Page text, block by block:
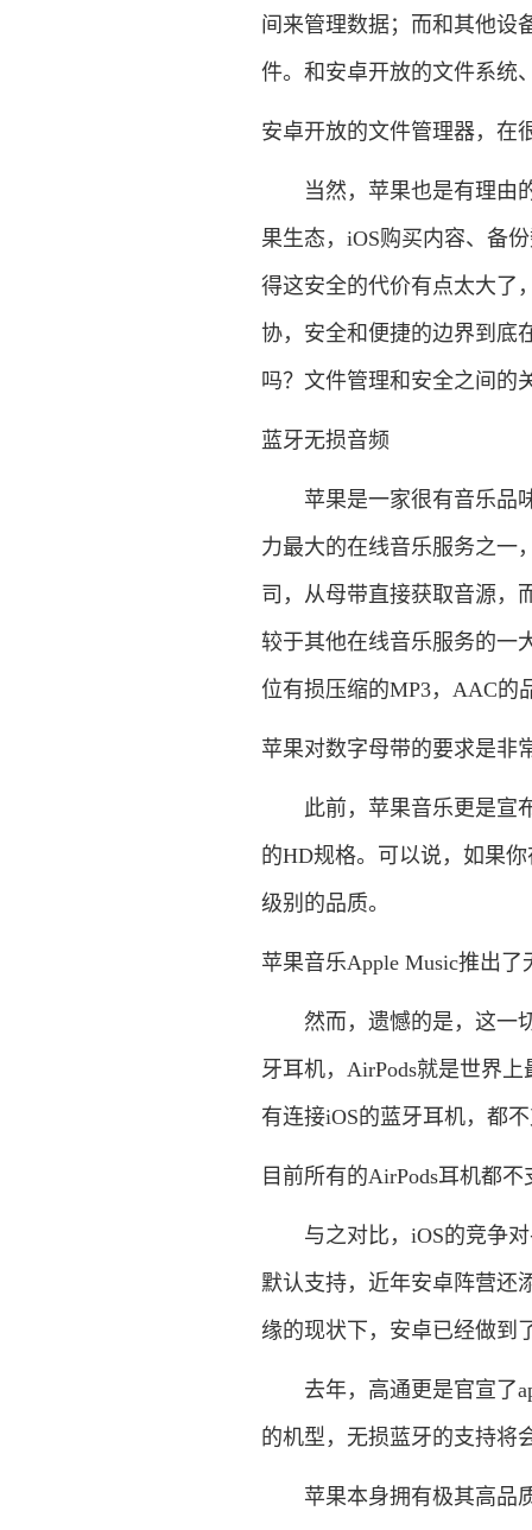
间来管理数据；而和其他设
件。和安卓开放的文件系统
安卓开放的文件管理器，在
当然，苹果也是有理由的
果生态，iOS购买内容、备
得这安全的代价有点太大了
协，安全和便捷的边界到底
吗？文件管理和安全之间的
蓝牙无损音频
苹果是一家很有音乐品味
力最大的在线音乐服务之
司，从母带直接获取音源，
较于其他在线音乐服务的一
位有损压缩的MP3，AAC的
苹果对数字母带的要求是非
此前，苹果音乐更是宣布
的HD规格。可以说，如果
级别的品质。
苹果音乐Apple Music推出了
然而，遗憾的是，这一切
牙耳机，AirPods就是世界
有连接iOS的蓝牙耳机，都
目前所有的AirPods耳机都
与之对比，iOS的竞争对
默认支持，近年安卓阵营还
缘的现状下，安卓已经做到
去年，高通更是官宣了
的机型，无损蓝牙的支持将
苹果本身拥有极其高品质